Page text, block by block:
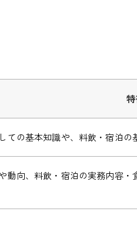
ての基本知識や、料飲・宿泊の
動向、料飲・宿泊の実務内容